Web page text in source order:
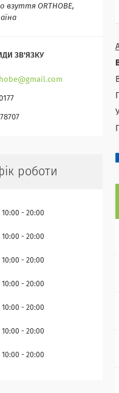
взуття ORTHOBE,
роботи
10:00 20:00
10:00 20:00
10:00 20:00
10:00 20:00
10:00 20:00
10:00 20:00
10:00 20:00